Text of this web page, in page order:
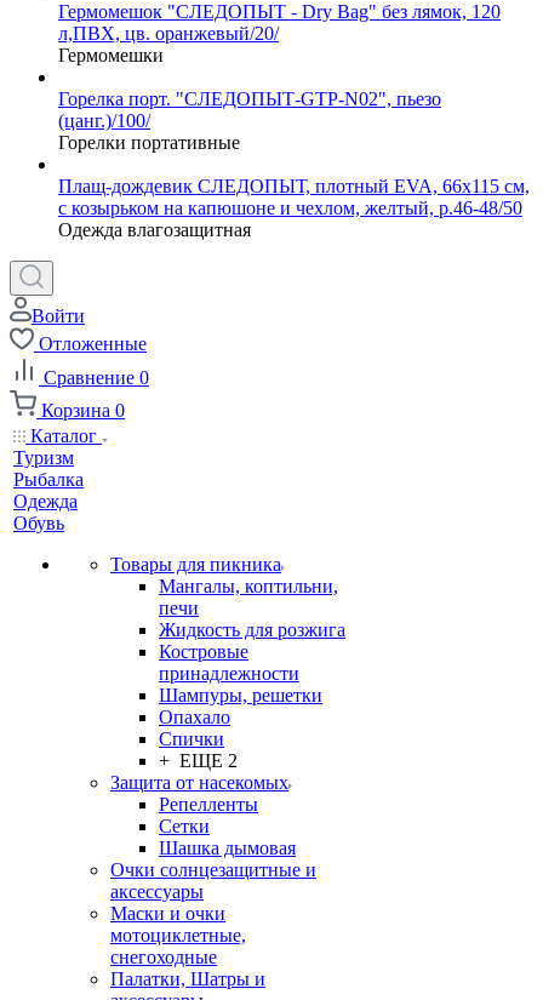
Гермомешок "СЛЕДОПЫТ - Dry Bag" без лямок, 120
л,ПВХ, цв. оранжевый/20/
Гермомешки
Горелка порт. "СЛЕДОПЫТ-GTP-N02", пьезо
(цанг.)/100/
Горелки портативные
Плащ-дождевик СЛЕДОПЫТ, плотный EVA, 66х115 см,
с козырьком на капюшоне и чехлом, желтый, р.46-48/50
Одежда влагозащитная
Войти
Отложенные
Сравнение 0
Корзина 0
Каталог
Туризм
Рыбалка
Одежда
Обувь
Товары для пикника
Мангалы, коптильни,
печи
Жидкость для розжига
Костровые
принадлежности
Шампуры, решетки
Опахало
Спички
+ ЕЩЕ 2
Защита от насекомых
Репелленты
Сетки
Шашка дымовая
Очки солнцезащитные и
аксессуары
Маски и очки
мотоциклетные,
снегоходные
Палатки, Шатры и